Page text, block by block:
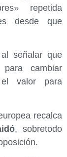
repetida
desde que
señalar que
cambiar
valor para
recalca
, sobretodo